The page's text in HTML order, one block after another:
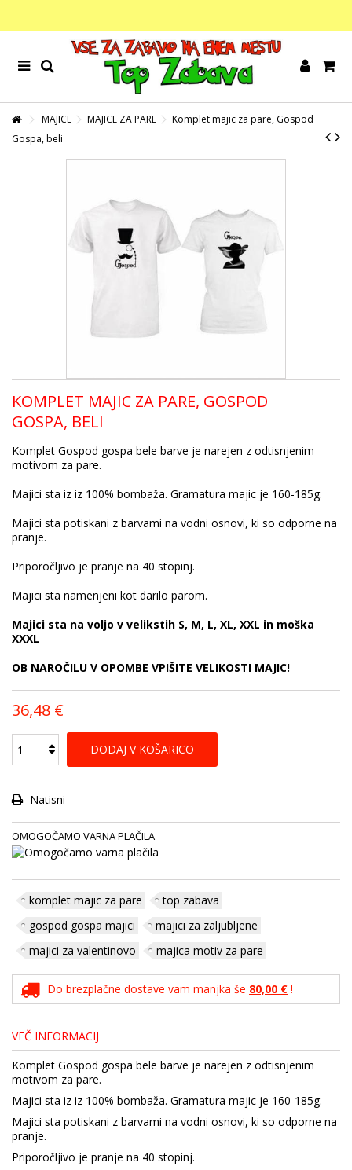
MAJICE MAJICE ZA PARE
Komplet majic za pare, Gospod
Gospa, beli
KOMPLET MAJIC ZA PARE, GOSPOD
GOSPA, BELI
Komplet Gospod gospa bele barve je narejen z odtisnjenim
motivom za pare.
Majici sta iz iz 100% bombaža. Gramatura majic je 160-185g.
Majici sta potiskani z barvami na vodni osnovi, ki so odporne na
pranje.
Priporočljivo je pranje na 40 stopinj.
Majici sta namenjeni kot darilo parom.
Majici sta na voljo v velikstih S, M, L, XL, XXL in moška
XXXL
OB NAROČILU V OPOMBE VPIŠITE VELIKOSTI MAJIC!
36,48 €
DODAJ V KOŠARICO
Natisni
OMOGOČAMO VARNA PLAČILA
komplet majic za pare
top zabava
gospod gospa majici
majici za zaljubljene
majici za valentinovo
majica motiv za pare
Do brezplačne dostave vam manjka še 80,00 € !
VEČ INFORMACIJ
Komplet Gospod gospa bele barve je narejen z odtisnjenim
motivom za pare.
Majici sta iz iz 100% bombaža. Gramatura majic je 160-185g.
Majici sta potiskani z barvami na vodni osnovi, ki so odporne na
pranje.
Priporočljivo je pranje na 40 stopinj.